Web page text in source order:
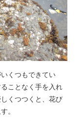
くつもできてい
ことなく手を入れ
くつつくと、花び
。